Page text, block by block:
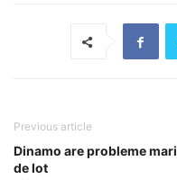
Previous article
Dinamo are probleme mari
de lot